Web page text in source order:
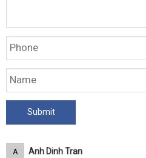
A Anh Dinh Tran